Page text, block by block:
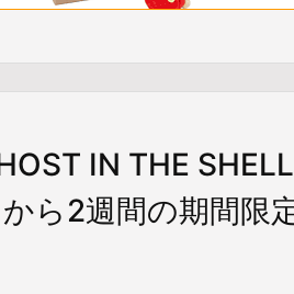
IN THE
ら2週間の期間限